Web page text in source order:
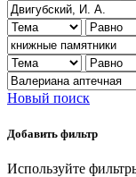
Новый поиск
Добавить фильтр
Используйте